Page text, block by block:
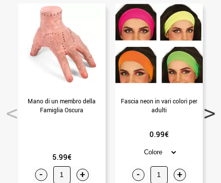
Mano di un membro della
Famiglia Oscura
5.99€
- +
Fascia neon in vari colori per
adulti
0.99€
- +